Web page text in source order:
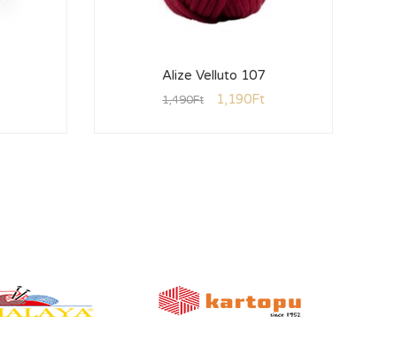
Alize Velluto 107
1,490Ft 1,190Ft